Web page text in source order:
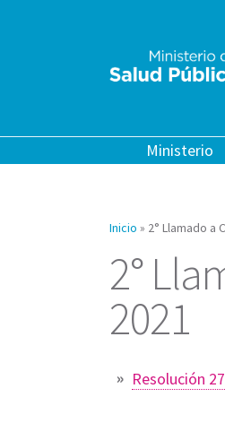
Ministerio
Inicio » 2° Llamado a
2°
2021
Resolución